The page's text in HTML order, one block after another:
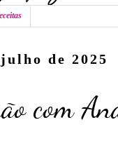
de 2025
com